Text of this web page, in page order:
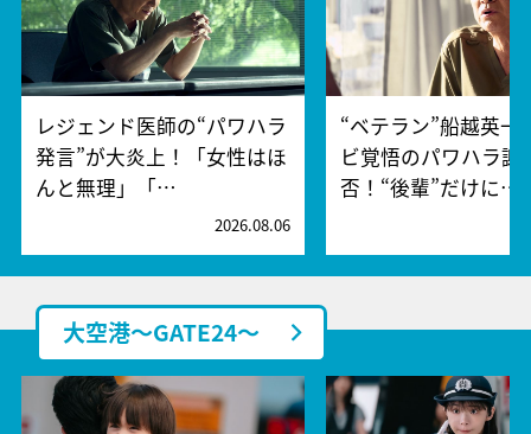
レジェンド医師の“パワハラ
発言”が大炎上！「女性はほ
んと無理」「…
2026.08.06
“ベテラン”船越英一
ビ覚悟のパワハラ謝
否！“後輩”だけに…
大空港～GATE24～